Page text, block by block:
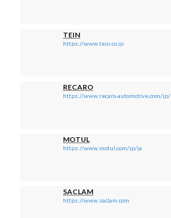
TEIN
https://www.tein.co.jp
RECARO
https://www.recaro-automotive.com/jp/
MOTUL
https://www.motul.com/jp/ja
SACLAM
https://www.saclam.com